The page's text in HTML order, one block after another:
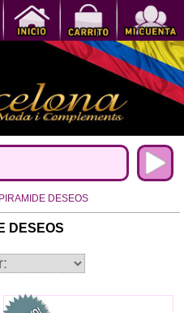
PIRAMIDE DESEOS
DESEOS